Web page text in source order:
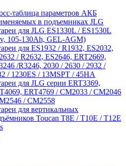
таблица параметров АКБ
в подъемниках JLG
для JLG ES1330L / ES1530L
105-130Ah, GEL-AGM)
для ES1932 / R1932, ES2032,
/ R2632, ES2646, ERT2669,
/R3246, 2030 / 2630 / 2932 /
/ 1230ES / 13MSPT / 45HA
для JLG серии ERT3369,
ERT4769 / CM2033 / CM2046
/ CM2558
для вертикальных
Toucan T8E / T10E / T12E